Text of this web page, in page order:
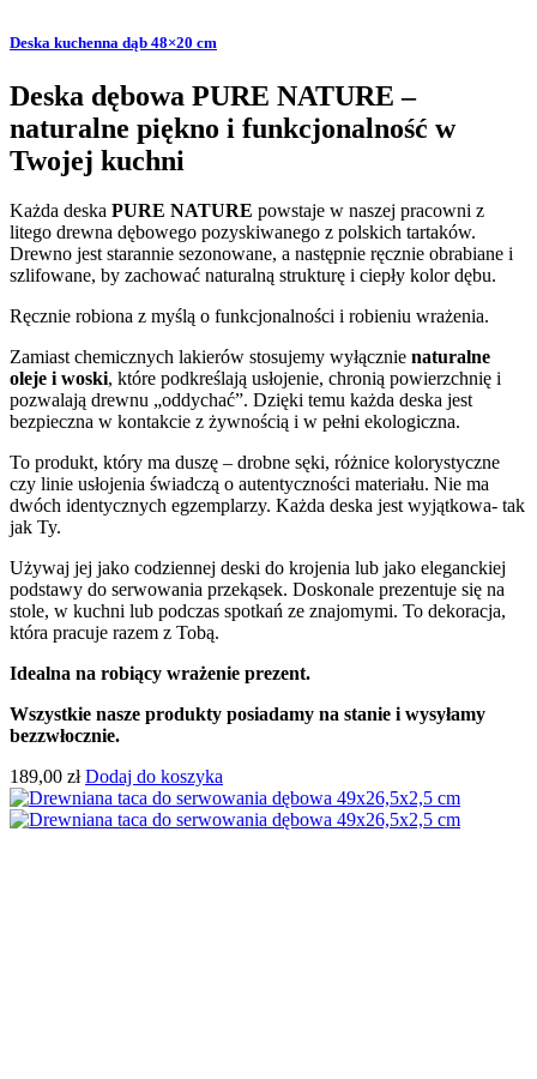
Deska kuchenna dąb 48×20 cm
Deska dębowa PURE NATURE –
naturalne piękno i funkcjonalność w
Twojej kuchni
Każda deska PURE NATURE powstaje w naszej pracowni z
litego drewna dębowego pozyskiwanego z polskich tartaków.
Drewno jest starannie sezonowane, a następnie ręcznie obrabiane i
szlifowane, by zachować naturalną strukturę i ciepły kolor dębu.
Ręcznie robiona z myślą o funkcjonalności i robieniu wrażenia.
Zamiast chemicznych lakierów stosujemy wyłącznie naturalne
oleje i woski, które podkreślają usłojenie, chronią powierzchnię i
pozwalają drewnu „oddychać”. Dzięki temu każda deska jest
bezpieczna w kontakcie z żywnością i w pełni ekologiczna.
To produkt, który ma duszę – drobne sęki, różnice kolorystyczne
czy linie usłojenia świadczą o autentyczności materiału. Nie ma
dwóch identycznych egzemplarzy. Każda deska jest wyjątkowa- tak
jak Ty.
Używaj jej jako codziennej deski do krojenia lub jako eleganckiej
podstawy do serwowania przekąsek. Doskonale prezentuje się na
stole, w kuchni lub podczas spotkań ze znajomymi. To dekoracja,
która pracuje razem z Tobą.
Idealna na robiący wrażenie prezent.
Wszystkie nasze produkty posiadamy na stanie i wysyłamy
bezzwłocznie.
189,00 zł Dodaj do koszyka